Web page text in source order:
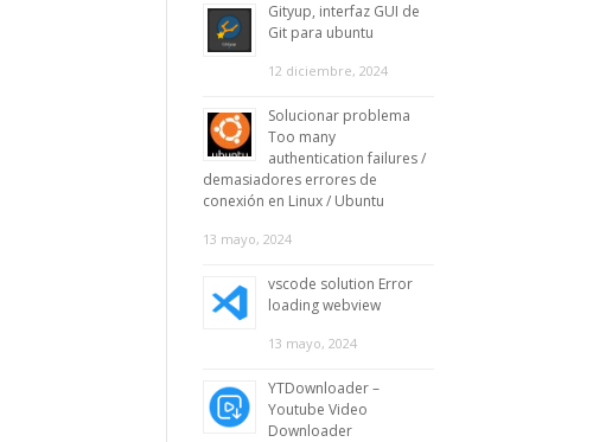
Gityup, interfaz GUI de
Git para ubuntu
12 diciembre, 2024
Solucionar problema
Too many
authentication failures /
demasiadores errores de
conexión en Linux / Ubuntu
13 mayo, 2024
vscode solution Error
loading webview
13 mayo, 2024
YTDownloader –
Youtube Video
Downloader